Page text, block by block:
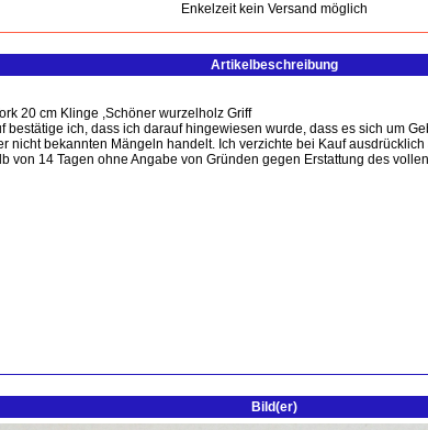
Enkelzeit kein Versand möglich
Artikelbeschreibung
20 cm Klinge ,Schöner wurzelholz Griff
bestätige ich, dass ich darauf hingewiesen wurde, dass es sich um
nicht bekannten Mängeln handelt. Ich verzichte bei Kauf
von 14 Tagen ohne Angabe von Gründen gegen Erstattung des
Bild(er)